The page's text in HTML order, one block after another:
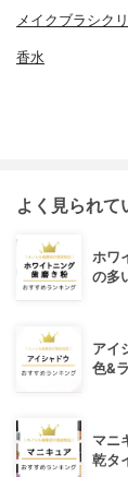
メイクブラシク
香水
よく見られて
ホワ
の多
アイ
色&
マニ
乾タ